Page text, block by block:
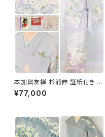
本加賀友禅 杉浦伸 証紙付き 訪
問着 花柄 正絹 紫 白 パステル
白菫色 1080
¥77,000